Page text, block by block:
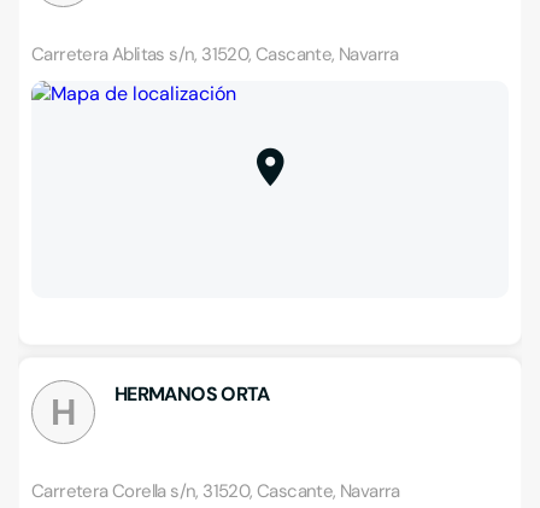
Carretera Ablitas s/n, 31520, Cascante, Navarra
H HERMANOS ORTA
Carretera Corella s/n, 31520, Cascante, Navarra